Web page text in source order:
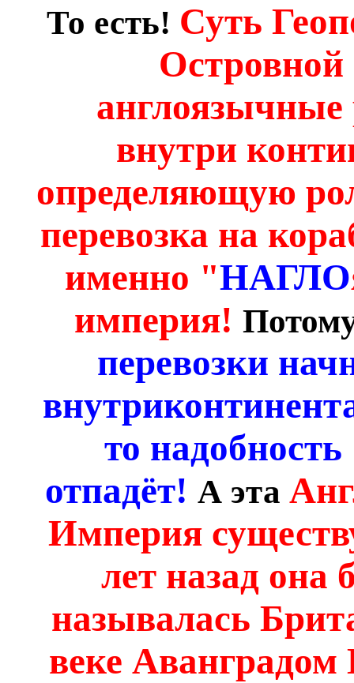
То есть! Суть
англоязычные
внутри
определяющую
перевозка на
именно "НАГЛО
империя!
перевозки
то
отпадёт! А эта
Империя
лет назад
называлась
веке